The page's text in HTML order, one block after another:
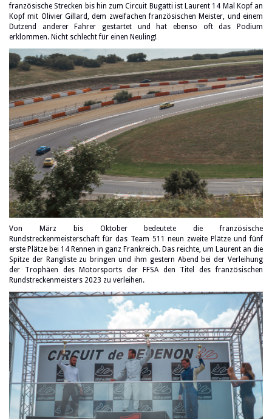
französische Strecken bis hin zum Circuit Bugatti ist Laurent 14 Mal Kopf an
Kopf mit Olivier Gillard, dem zweifachen französischen Meister, und einem
Dutzend anderer Fahrer gestartet und hat ebenso oft das Podium
erklommen. Nicht schlecht für einen Neuling!
Von März bis Oktober bedeutete die französische
Rundstreckenmeisterschaft für das Team 511 neun zweite Plätze und fünf
erste Plätze bei 14 Rennen in ganz Frankreich. Das reichte, um Laurent an die
Spitze der Rangliste zu bringen und ihm gestern Abend bei der Verleihung
der Trophäen des Motorsports der FFSA den Titel des französischen
Rundstreckenmeisters 2023 zu verleihen.